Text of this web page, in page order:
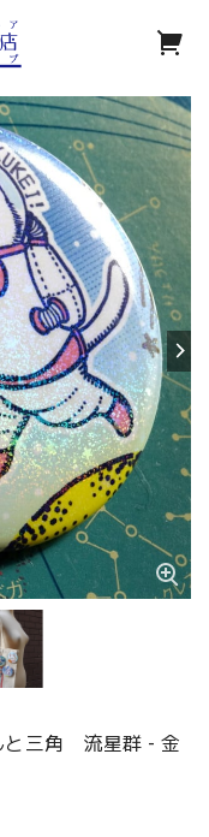
と三角 流星群 - 金